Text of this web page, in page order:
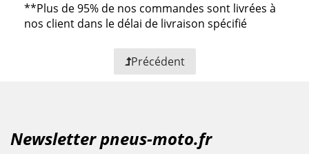
**Plus de 95% de nos commandes sont livrées à
nos client dans le délai de livraison spécifié
Précédent
Newsletter pneus-moto.fr